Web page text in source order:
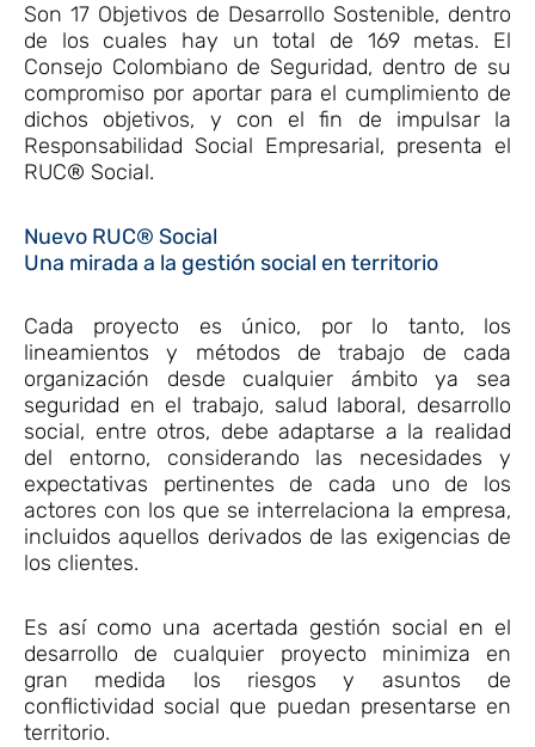
Son 17 Objetivos de Desarrollo Sostenible, dentro
de los cuales hay un total de 169 metas. El
Consejo Colombiano de Seguridad, dentro de su
compromiso por aportar para el cumplimiento de
dichos objetivos, y con el fin de impulsar la
Responsabilidad Social Empresarial, presenta el
RUC® Social.
Nuevo RUC® Social
Una mirada a la gestión social en territorio
Cada proyecto es único, por lo tanto, los
lineamientos y métodos de trabajo de cada
organización desde cualquier ámbito ya sea
seguridad en el trabajo, salud laboral, desarrollo
social, entre otros, debe adaptarse a la realidad
del entorno, considerando las necesidades y
expectativas pertinentes de cada uno de los
actores con los que se interrelaciona la empresa,
incluidos aquellos derivados de las exigencias de
los clientes.
Es así como una acertada gestión social en el
desarrollo de cualquier proyecto minimiza en
gran medida los riesgos y asuntos de
conflictividad social que puedan presentarse en
territorio.